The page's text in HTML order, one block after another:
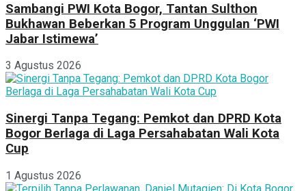
Sambangi PWI Kota Bogor, Tantan Sulthon
Bukhawan Beberkan 5 Program Unggulan ‘PWI
Jabar Istimewa’
3 Agustus 2026
Sinergi Tanpa Tegang: Pemkot dan DPRD Kota
Bogor Berlaga di Laga Persahabatan Wali Kota
Cup
1 Agustus 2026